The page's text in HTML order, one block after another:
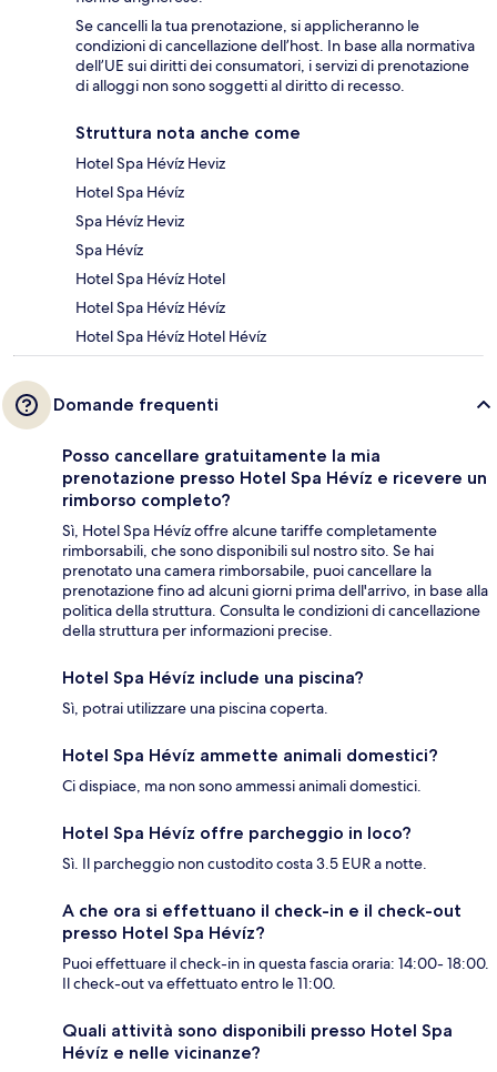
Se cancelli la tua prenotazione, si applicheranno le
condizioni di cancellazione dell’host. In base alla normativa
dell’UE sui diritti dei consumatori, i servizi di prenotazione
di alloggi non sono soggetti al diritto di recesso.
Struttura nota anche come
Hotel Spa Hévíz Heviz
Hotel Spa Hévíz
Spa Hévíz Heviz
Spa Hévíz
Hotel Spa Hévíz Hotel
Hotel Spa Hévíz Hévíz
Hotel Spa Hévíz Hotel Hévíz
Domande frequenti
Posso cancellare gratuitamente la mia
prenotazione presso Hotel Spa Hévíz e ricevere un
rimborso completo?
Sì, Hotel Spa Hévíz offre alcune tariffe completamente
rimborsabili, che sono disponibili sul nostro sito. Se hai
prenotato una camera rimborsabile, puoi cancellare la
prenotazione fino ad alcuni giorni prima dell'arrivo, in base alla
politica della struttura. Consulta le condizioni di cancellazione
della struttura per informazioni precise.
Hotel Spa Hévíz include una piscina?
Sì, potrai utilizzare una piscina coperta.
Hotel Spa Hévíz ammette animali domestici?
Ci dispiace, ma non sono ammessi animali domestici.
Hotel Spa Hévíz offre parcheggio in loco?
Sì. Il parcheggio non custodito costa 3.5 EUR a notte.
A che ora si effettuano il check-in e il check-out
presso Hotel Spa Hévíz?
Puoi effettuare il check-in in questa fascia oraria: 14:00- 18:00.
Il check-out va effettuato entro le 11:00.
Quali attività sono disponibili presso Hotel Spa
Hévíz e nelle vicinanze?